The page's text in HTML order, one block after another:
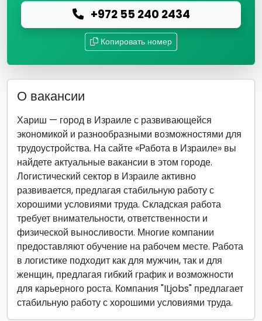
+972 55 240 2434
Копировать номер
О вакансии
Хариш — город в Израиле с развивающейся
экономикой и разнообразными возможностями для
трудоустройства. На сайте «Работа в Израиле» вы
найдете актуальные вакансии в этом городе.
Логистический сектор в Израиле активно
развивается, предлагая стабильную работу с
хорошими условиями труда. Складская работа
требует внимательности, ответственности и
физической выносливости. Многие компании
предоставляют обучение на рабочем месте. Работа
в логистике подходит как для мужчин, так и для
женщин, предлагая гибкий график и возможности
для карьерного роста. Компания "ILjobs" предлагает
стабильную работу с хорошими условиями труда.